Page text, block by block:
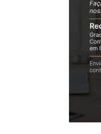
Ministério do Meio
Ministério do Turismo
Ministério do